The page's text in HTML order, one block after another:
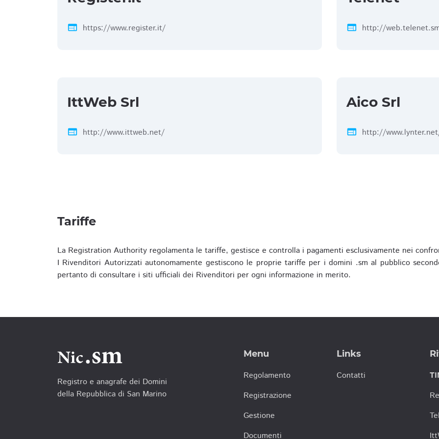
web https://www.register.it/ web http://
IttWeb Srl
web http://www.ittweb.net/
Aico Srl
web http://
Tariffe
La Registration Authority regolamenta le tariffe, gestisce e controlla i pagamenti esclusivamente nei
I Rivenditori Autorizzati autonomamente gestiscono le proprie tariffe per i domini .sm al pubblico
pertanto di consultare i siti ufficiali dei Rivenditori per ogni informazione in merito.
Registro e anagrafe dei Domini
della Repubblica di San Marino
Menu
Regolamento
Registrazione
Gestione
Documenti
Links
Contatti